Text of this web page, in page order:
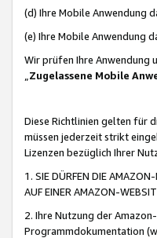
(d) Ihre Mobile Anwendung
(e) Ihre Mobile Anwendung
Wir prüfen Ihre Anwendung
„Zugelassene Mobile
Diese Richtlinien gelten für
müssen jederzeit strikt
Lizenzen bezüglich Ihrer
1. SIE DÜRFEN DIE
AUF EINER AMAZON-
2. Ihre Nutzung der
Programmdokumentation